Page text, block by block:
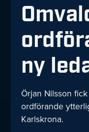
ny
Örjan Nilsson
ordförande
Karlskrona.